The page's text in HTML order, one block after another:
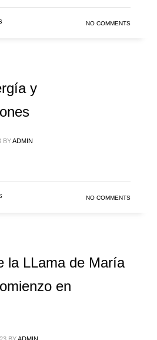
NO COMMENTS
y
BYADMIN
NO COMMENTS
la LLama de María
en
BY ADMIN